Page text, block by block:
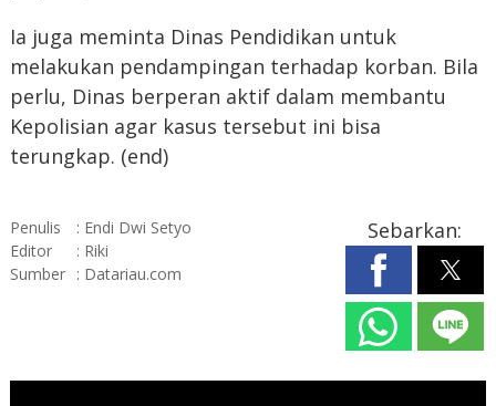
Ia juga meminta Dinas Pendidikan untuk
melakukan pendampingan terhadap korban. Bila
perlu, Dinas berperan aktif dalam membantu
Kepolisian agar kasus tersebut ini bisa
terungkap. (end)
Penulis
: Endi Dwi Setyo
Editor
: Riki
Sumber : Datariau.com
Sebarkan: